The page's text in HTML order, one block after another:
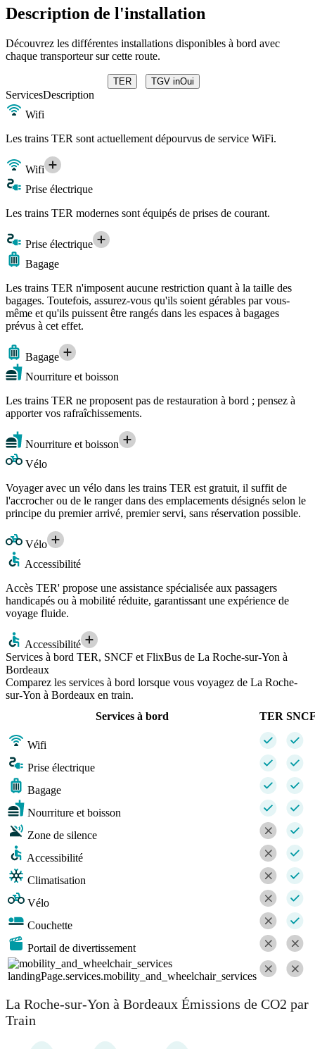
Description de l'installation
Découvrez les différentes installations disponibles à bord avec
chaque transporteur sur cette route.
TER TGV inOui
ServicesDescription
Wifi
Les trains TER sont actuellement dépourvus de service WiFi.
Wifi
Prise électrique
Les trains TER modernes sont équipés de prises de courant.
Prise électrique
Bagage
Les trains TER n'imposent aucune restriction quant à la taille des
bagages. Toutefois, assurez-vous qu'ils soient gérables par vous-
même et qu'ils puissent être rangés dans les espaces à bagages
prévus à cet effet.
Bagage
Nourriture et boisson
Les trains TER ne proposent pas de restauration à bord ; pensez à
apporter vos rafraîchissements.
Nourriture et boisson
Vélo
Voyager avec un vélo dans les trains TER est gratuit, il suffit de
l'accrocher ou de le ranger dans des emplacements désignés selon le
principe du premier arrivé, premier servi, sans réservation possible.
Vélo
Accessibilité
Accès TER' propose une assistance spécialisée aux passagers
handicapés ou à mobilité réduite, garantissant une expérience de
voyage fluide.
Accessibilité
Services à bord TER, SNCF et FlixBus de La Roche-sur-Yon à
Bordeaux
Comparez les services à bord lorsque vous voyagez de La Roche-
sur-Yon à Bordeaux en train.
Services à bord
TER
Wifi
Prise électrique
Bagage
Nourriture et boisson
Zone de silence
Accessibilité
Climatisation
Vélo
Couchette
Portail de divertissement
landingPage.services.mobility_and_wheelchair_services
La Roche-sur-Yon à Bordeaux Émissions de CO2 par
Train